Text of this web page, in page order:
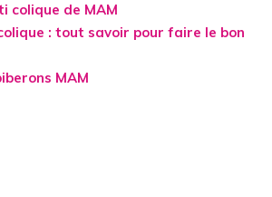
colique de MAM
: tout savoir pour faire le bon
MAM